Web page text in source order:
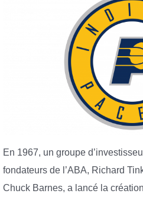
En 1967, un groupe
fondateurs de l’ABA, Richard
Chuck Barnes, a lancé la